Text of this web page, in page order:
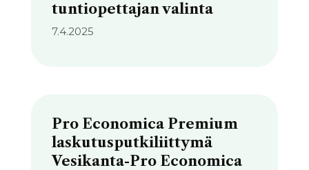
tuntiopettajan valinta
7.4.2025
Pro Economica Premium
laskutusputkiliittymä
Vesikanta-Pro Economica